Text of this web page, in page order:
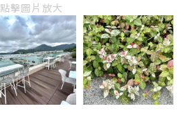
點擊圖片放大